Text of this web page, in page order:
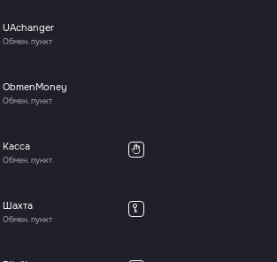
UAchanger
Обмен. пункт
ObmenMoney
Обмен. пункт
Касса
Обмен. пункт
Шахта
Обмен. пункт